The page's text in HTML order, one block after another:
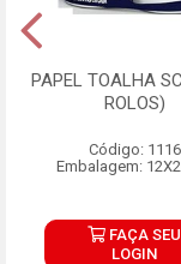
PAPEL TOALHA
ROLOS)
Código: 1116
Embalagem:
FAÇA SEU
LOGIN